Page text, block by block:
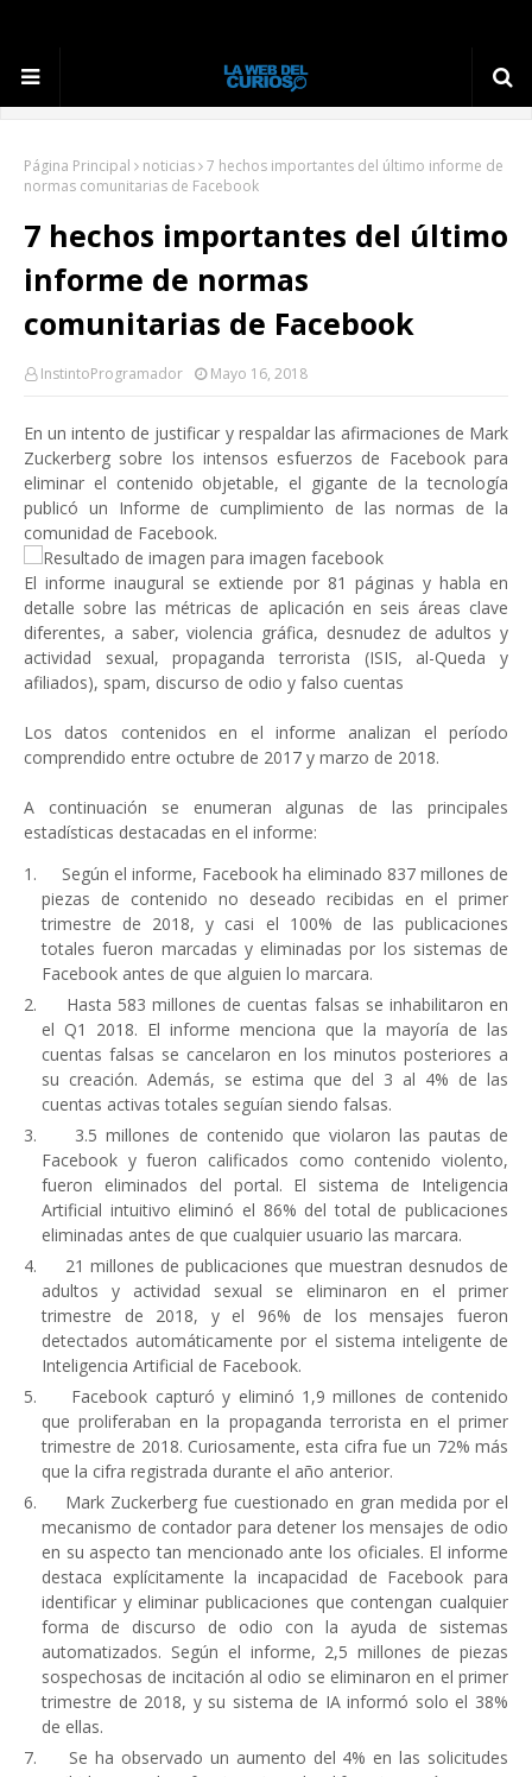
Página Principal noticias 7 hechos importantes del último informe de
normas comunitarias de Facebook
7 hechos importantes del último
informe de normas
comunitarias de Facebook
InstintoProgramador Mayo 16, 2018
En un intento de justificar y respaldar las afirmaciones de Mark
Zuckerberg sobre los intensos esfuerzos de Facebook para
eliminar el contenido objetable, el gigante de la tecnología
publicó un Informe de cumplimiento de las normas de la
comunidad de Facebook.
El informe inaugural se extiende por 81 páginas y habla en
detalle sobre las métricas de aplicación en seis áreas clave
diferentes, a saber, violencia gráfica, desnudez de adultos y
actividad sexual, propaganda terrorista (ISIS, al-Queda y
afiliados), spam, discurso de odio y falso cuentas
Los datos contenidos en el informe analizan el período
comprendido entre octubre de 2017 y marzo de 2018.
A continuación se enumeran algunas de las principales
estadísticas destacadas en el informe:
Según el informe, Facebook ha eliminado 837 millones de
piezas de contenido no deseado recibidas en el primer
trimestre de 2018, y casi el 100% de las publicaciones
totales fueron marcadas y eliminadas por los sistemas de
Facebook antes de que alguien lo marcara.
Hasta 583 millones de cuentas falsas se inhabilitaron en
el Q1 2018. El informe menciona que la mayoría de las
cuentas falsas se cancelaron en los minutos posteriores a
su creación. Además, se estima que del 3 al 4% de las
cuentas activas totales seguían siendo falsas.
3.5 millones de contenido que violaron las pautas de
Facebook y fueron calificados como contenido violento,
fueron eliminados del portal. El sistema de Inteligencia
Artificial intuitivo eliminó el 86% del total de publicaciones
eliminadas antes de que cualquier usuario las marcara.
21 millones de publicaciones que muestran desnudos de
adultos y actividad sexual se eliminaron en el primer
trimestre de 2018, y el 96% de los mensajes fueron
detectados automáticamente por el sistema inteligente de
Inteligencia Artificial de Facebook.
Facebook capturó y eliminó 1,9 millones de contenido
que proliferaban en la propaganda terrorista en el primer
trimestre de 2018. Curiosamente, esta cifra fue un 72% más
que la cifra registrada durante el año anterior.
Mark Zuckerberg fue cuestionado en gran medida por el
mecanismo de contador para detener los mensajes de odio
en su aspecto tan mencionado ante los oficiales. El informe
destaca explícitamente la incapacidad de Facebook para
identificar y eliminar publicaciones que contengan cualquier
forma de discurso de odio con la ayuda de sistemas
automatizados. Según el informe, 2,5 millones de piezas
sospechosas de incitación al odio se eliminaron en el primer
trimestre de 2018, y su sistema de IA informó solo el 38%
de ellas.
Se ha observado un aumento del 4% en las solicitudes